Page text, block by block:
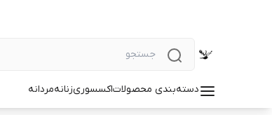
دسته‌بندی محصولاتاکسسوریزنانهمردانه